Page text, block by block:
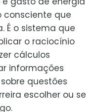
consciente que
É o sistema que
o raciocínio
cálculos
informações
questões
escolher ou se